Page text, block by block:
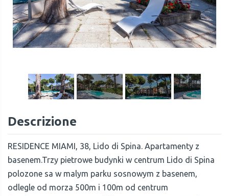
Descrizione
RESIDENCE MIAMI, 38, Lido di Spina. Apartamenty z
basenem.Trzy pietrowe budynki w centrum Lido di Spina
polozone sa w malym parku sosnowym z basenem,
odlegle od morza 500m i 100m od centrum